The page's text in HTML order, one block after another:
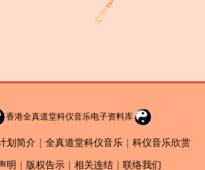
香港全真道堂科仪音乐电子资料库
划简介 ｜ 全真道堂科仪音乐 ｜ 科仪音乐欣赏
明 ｜ 版权告示 ｜ 相关连结 ｜ 联络我们